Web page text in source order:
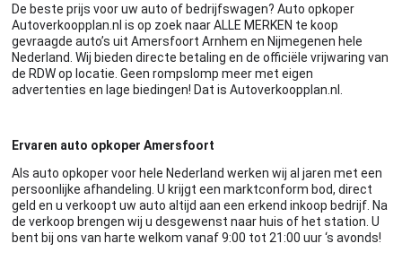
De beste prijs voor uw auto of bedrijfswagen? Auto opkoper
Autoverkoopplan.nl is op zoek naar ALLE MERKEN te koop
gevraagde auto’s uit Amersfoort Arnhem en Nijmegenen hele
Nederland. Wij bieden directe betaling en de officiële vrijwaring van
de RDW op locatie. Geen rompslomp meer met eigen
advertenties en lage biedingen! Dat is Autoverkoopplan.nl.
Ervaren auto opkoper Amersfoort
Als auto opkoper voor hele Nederland werken wij al jaren met een
persoonlijke afhandeling. U krijgt een marktconform bod, direct
geld en u verkoopt uw auto altijd aan een erkend inkoop bedrijf. Na
de verkoop brengen wij u desgewenst naar huis of het station. U
bent bij ons van harte welkom vanaf 9:00 tot 21:00 uur ‘s avonds!